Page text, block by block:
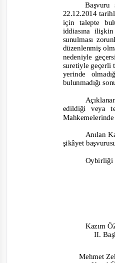
Başvuru
22.12.2014
için talepte
iddiasına
sunulması
düzenlenmiş
nedeniyle
suretiyle geçerli
yerinde
bulunmadığı
edildiği veya
M
Anılan
şikâyet
Oybirliği
Kazım
II.
Mehmet